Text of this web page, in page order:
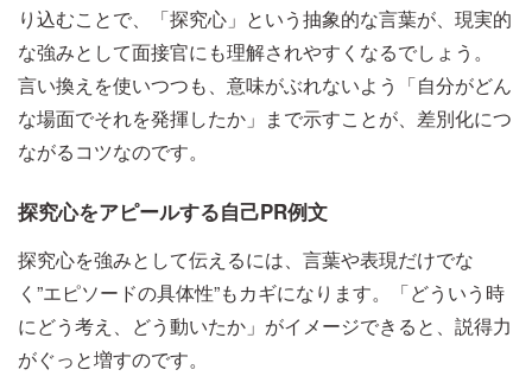
り込むことで、「探究心」という抽象的な言葉が、現実的
な強みとして面接官にも理解されやすくなるでしょう。
言い換えを使いつつも、意味がぶれないよう「自分がどん
な場面でそれを発揮したか」まで示すことが、差別化につ
ながるコツなのです。
探究心をアピールする自己PR例文
探究心を強みとして伝えるには、言葉や表現だけでな
く”エピソードの具体性”もカギになります。「どういう時
にどう考え、どう動いたか」がイメージできると、説得力
がぐっと増すのです。